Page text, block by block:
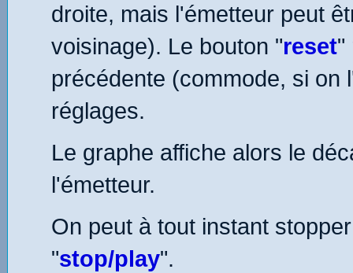
droite, mais l'émetteur peut
voisinage). Le bouton "reset"
précédente (commode, si on
réglages.
Le graphe affiche alors le
l'émetteur.
On peut à tout instant
"stop/play".